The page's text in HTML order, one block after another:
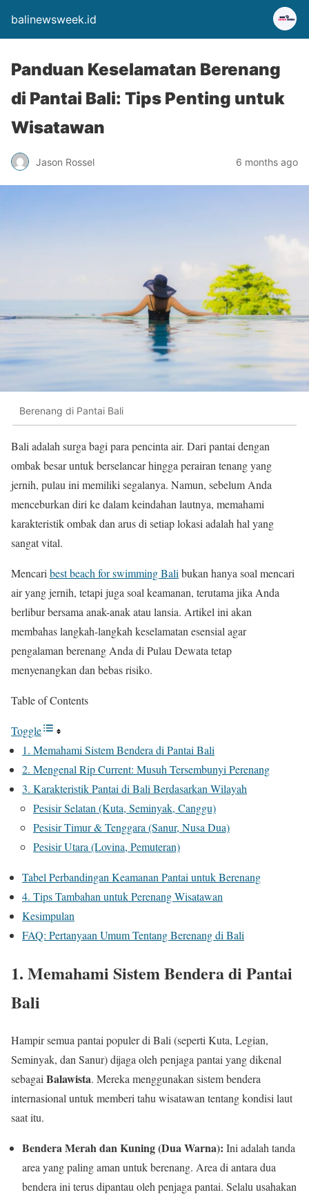
balinewsweek.id
Panduan Keselamatan Berenang
di Pantai Bali: Tips Penting untuk
Wisatawan
Jason Rossel 6 months ago
Berenang di Pantai Bali
Bali adalah surga bagi para pencinta air. Dari pantai dengan
ombak besar untuk berselancar hingga perairan tenang yang
jernih, pulau ini memiliki segalanya. Namun, sebelum Anda
menceburkan diri ke dalam keindahan lautnya, memahami
karakteristik ombak dan arus di setiap lokasi adalah hal yang
sangat vital.
Mencaribest beach for swimming Balibukan hanya soal mencari
air yang jernih, tetapi juga soal keamanan, terutama jika Anda
berlibur bersama anak-anak atau lansia. Artikel ini akan
membahas langkah-langkah keselamatan esensial agar
pengalaman berenang Anda di Pulau Dewata tetap
menyenangkan dan bebas risiko.
Table of Contents
Toggle
1. Memahami Sistem Bendera di Pantai Bali
2. Mengenal Rip Current: Musuh Tersembunyi Perenang
3. Karakteristik Pantai di Bali Berdasarkan Wilayah
Pesisir Selatan (Kuta, Seminyak, Canggu)
Pesisir Timur & Tenggara (Sanur, Nusa Dua)
Pesisir Utara (Lovina, Pemuteran)
Tabel Perbandingan Keamanan Pantai untuk Berenang
4. Tips Tambahan untuk Perenang Wisatawan
Kesimpulan
FAQ: Pertanyaan Umum Tentang Berenang di Bali
1. Memahami Sistem Bendera di Pantai
Bali
Hampir semua pantai populer di Bali (seperti Kuta, Legian,
Seminyak, dan Sanur) dijaga oleh penjaga pantai yang dikenal
sebagaiBalawista. Mereka menggunakan sistem bendera
internasional untuk memberi tahu wisatawan tentang kondisi laut
saat itu.
Bendera Merah dan Kuning (Dua Warna): Ini adalah tanda
area yang paling aman untuk berenang. Area di antara dua
bendera ini terus dipantau oleh penjaga pantai. Selalu usahakan